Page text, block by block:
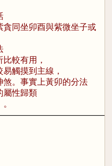
同坐卯酉與紫微坐子或
較有用，
觸摸到主線，
。 事實上黃卯的分法
屬性歸類